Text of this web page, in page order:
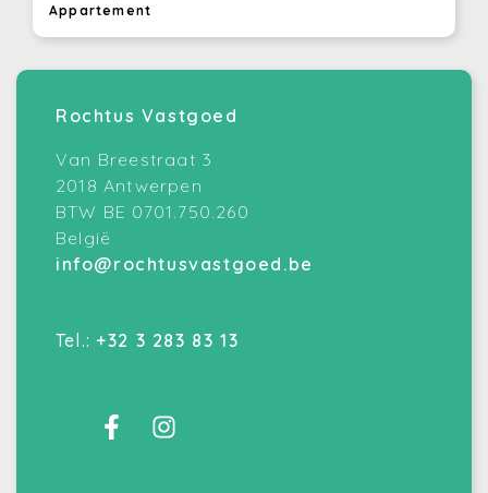
Appartement
Rochtus Vastgoed
Van Breestraat 3
2018 Antwerpen
BTW BE 0701.750.260
België
info@rochtusvastgoed.be
Tel.: +32 3 283 83 13